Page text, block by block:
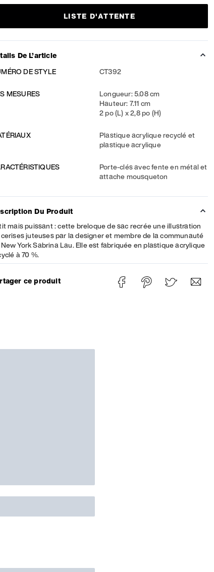
LISTE D'ATTENTE
De L’article
DE STYLE
CT392
MESURES
Longueur: 5.08 cm
Hauteur: 7.11 cm
2 po (L) x 2,8 po (H)
Plastique acrylique recyclé et
plastique acrylique
Porte-clés avec fente en métal et
attache mousqueton
Du Produit
mais puissant : cette breloque de sac recrée une illustration
juteuses par la designer et membre de la communauté
York Sabrina Lau. Elle est fabriquée en plastique acrylique
à 70 %.
ce produit